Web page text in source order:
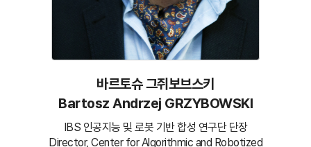
바르토슈 그쥐보브스키
Bartosz Andrzej GRZYBOWSKI
IBS 인공지능 및 로봇 기반 합성 연구단 단장
Director, Center for Algorithmic and Robotized